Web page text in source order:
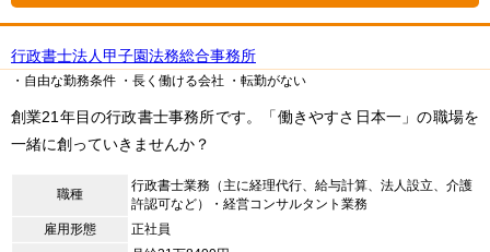
行政書士法人甲子園法務総合事務所
・自由な勤務条件 ・長く働ける会社 ・転勤がない
創業21年目の行政書士事務所です。「働きやすさ日本一」の職場を
一緒に創っていきませんか？
職種
行政書士業務（主に経理代行、給与計算、法人設立、介護
許認可など）・経営コンサルタント業務
雇用形態
正社員